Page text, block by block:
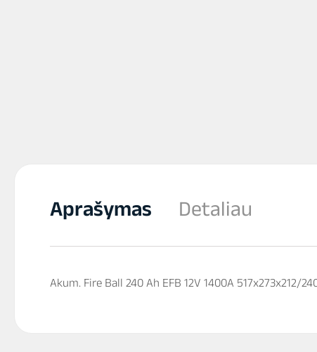
Aprašymas Detaliau
Akum. Fire Ball 240 Ah EFB 12V 1400A 517x273x212/